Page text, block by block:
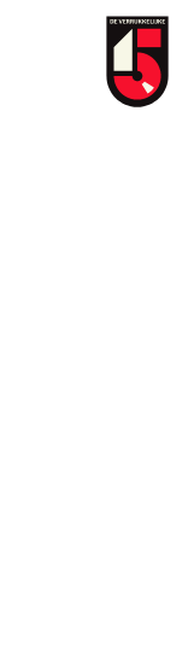
Overslaan
naar